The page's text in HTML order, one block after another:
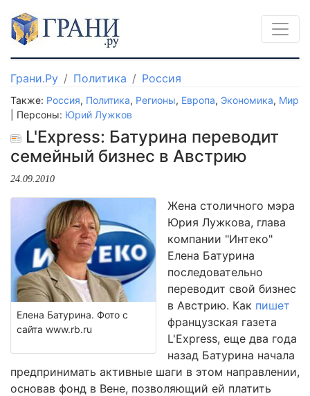
Грани.Ру Политика Россия
Также: Россия, Политика, Регионы, Европа, Экономика, Мир
| Персоны: Юрий Лужков
L'Express: Батурина переводит
семейный бизнес в Австрию
24.09.2010
Елена Батурина. Фото с
сайта www.rb.ru
Жена столичного мэра
Юрия Лужкова, глава
компании "Интеко"
Елена Батурина
последовательно
переводит свой бизнес
в Австрию. Как пишет
французская газета
L'Express, еще два года
назад Батурина начала
предпринимать активные шаги в этом направлении,
основав фонд в Вене, позволяющий ей платить